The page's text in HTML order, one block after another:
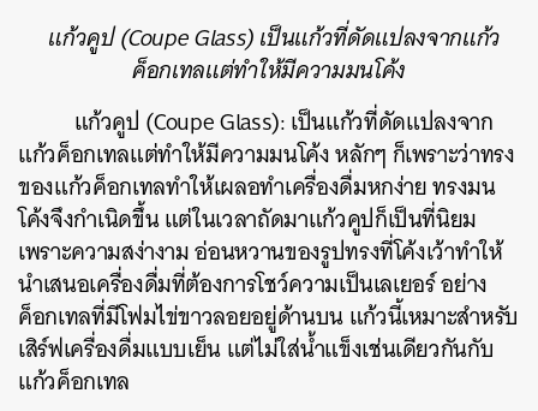
แก้วคูป(Coupe Glass)เป็นแก้วที่ดัดแปลงจากแก้ว
ค็อกเทลแต่ทำให้มีความมนโค้ง
แก้วคูป (Coupe Glass):เป็นแก้วที่ดัดแปลงจาก
แก้วค็อกเทลแต่ทำให้มีความมนโค้งหลักๆก็เพราะว่าทรง
ของแก้วค็อกเทลทำให้เผลอทำเครื่องดื่มหกง่ายทรงมน
โค้งจึงกำเนิดขึ้นแต่ในเวลาถัดมาแก้วคูปก็เป็นที่นิยม
เพราะความสง่างามอ่อนหวานของรูปทรงที่โค้งเว้าทำให้
นำเสนอเครื่องดื่มที่ต้องการโชว์ความเป็นเลเยอร์อย่าง
ค็อกเทลที่มีโฟมไข่ขาวลอยอยู่ด้านบนแก้วนี้เหมาะสำหรับ
เสิร์ฟเครื่องดื่มแบบเย็นแต่ไม่ใส่น้ำแข็งเช่นเดียวกันกับ
แก้วค็อกเทล